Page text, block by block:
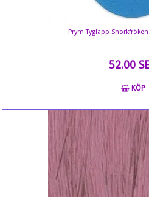
Prym Tyglapp
52.00
KÖP